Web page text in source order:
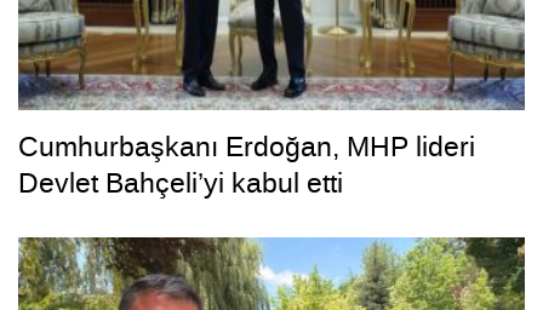
Cumhurbaşkanı Erdoğan, MHP lideri
Devlet Bahçeli’yi kabul etti